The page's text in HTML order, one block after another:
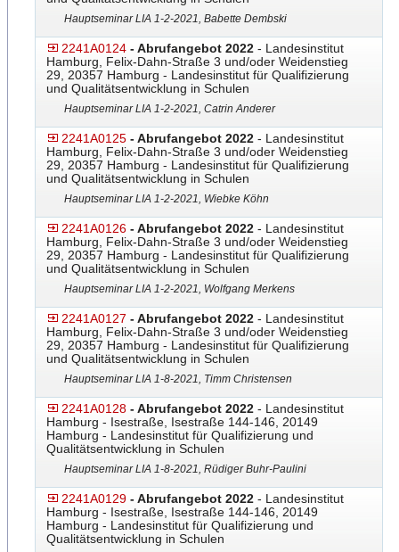
Hauptseminar LIA 1-2-2021, Babette Dembski
2241A0124 - Abrufangebot 2022 - Landesinstitut
Hamburg, Felix-Dahn-Straße 3 und/oder Weidenstieg
29, 20357 Hamburg - Landesinstitut für Qualifizierung
und Qualitätsentwicklung in Schulen
Hauptseminar LIA 1-2-2021, Catrin Anderer
2241A0125 - Abrufangebot 2022 - Landesinstitut
Hamburg, Felix-Dahn-Straße 3 und/oder Weidenstieg
29, 20357 Hamburg - Landesinstitut für Qualifizierung
und Qualitätsentwicklung in Schulen
Hauptseminar LIA 1-2-2021, Wiebke Köhn
2241A0126 - Abrufangebot 2022 - Landesinstitut
Hamburg, Felix-Dahn-Straße 3 und/oder Weidenstieg
29, 20357 Hamburg - Landesinstitut für Qualifizierung
und Qualitätsentwicklung in Schulen
Hauptseminar LIA 1-2-2021, Wolfgang Merkens
2241A0127 - Abrufangebot 2022 - Landesinstitut
Hamburg, Felix-Dahn-Straße 3 und/oder Weidenstieg
29, 20357 Hamburg - Landesinstitut für Qualifizierung
und Qualitätsentwicklung in Schulen
Hauptseminar LIA 1-8-2021, Timm Christensen
2241A0128 - Abrufangebot 2022 - Landesinstitut
Hamburg - Isestraße, Isestraße 144-146, 20149
Hamburg - Landesinstitut für Qualifizierung und
Qualitätsentwicklung in Schulen
Hauptseminar LIA 1-8-2021, Rüdiger Buhr-Paulini
2241A0129 - Abrufangebot 2022 - Landesinstitut
Hamburg - Isestraße, Isestraße 144-146, 20149
Hamburg - Landesinstitut für Qualifizierung und
Qualitätsentwicklung in Schulen